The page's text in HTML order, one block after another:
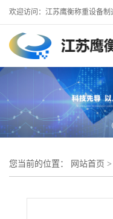
欢迎访问：江苏鹰衡称重设备制
您当前的位置： 网站首页 >